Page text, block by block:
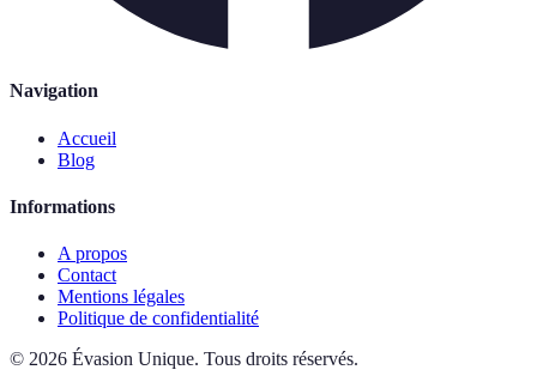
Navigation
Accueil
Blog
Informations
A propos
Contact
Mentions légales
Politique de confidentialité
© 2026 Évasion Unique. Tous droits réservés.